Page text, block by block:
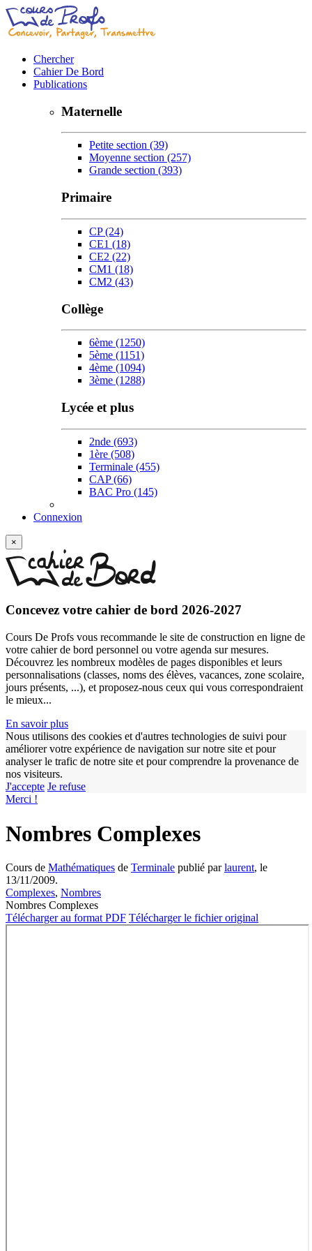
Chercher
Cahier De Bord
Publications
Maternelle
Petite section (39)
Moyenne section (257)
Grande section (393)
Primaire
CP(24)
CE1 (18)
CE2 (22)
CM1 (18)
CM2 (43)
Collège
6ème (1250)
5ème (1151)
4ème (1094)
3ème (1288)
Lycée et plus
2nde (693)
1ère (508)
Terminale (455)
CAP(66)
BAC Pro (145)
Connexion
×
Concevez votre cahier de bord 2026-2027
Cours De Profs vous recommande le site de construction en ligne de
votre cahier de bord personnel ou votre agenda sur mesures.
Découvrez les nombreux modèles de pages disponibles et leurs
personnalisations (classes, noms des élèves, vacances, zone scolaire,
jours présents, ...), et proposez-nous ceux qui vous correspondraient
le mieux...
En savoir plus
Nous utilisons des cookies et d'autres technologies de suivi pour
améliorer votre expérience de navigation sur notre site et pour
analyser le trafic de notre site et pour comprendre la provenance de
nos visiteurs.
J'accepte Je refuse
Merci !
Nombres Complexes
Cours de Mathématiques de Terminale publié parlaurent, le
13/11/2009.
Complexes, Nombres
Nombres Complexes
Télécharger au format PDF Télécharger le fichier original